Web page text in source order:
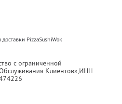
PizzaSushiWok
с ограниченной
Клиентов»,ИНН